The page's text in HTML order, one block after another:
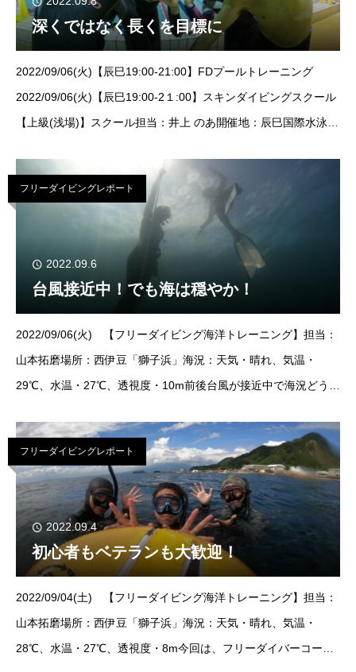
深くではなく長くを目標に
2022/09/06(火)【辰巳19:00-21:00】FDプールトレーニング​
2022/09/06(火)【辰巳19:00-2１:00】スキンダイビングスクール
【上級(浅場)】スクール担当：井上 のあ開催地：辰巳国際水泳場
フリーダイビングレポート
2022.09.6
台風接近中！でも海は穏やか！
2022/09/06(火) 【フリーダイビング海洋トレーニング】担当：
山本拓磨場所：西伊豆「獅子浜」海況：天気・晴れ、気温・
29℃、水温・27℃、透視度・10m前後台風が接近中で海況どうか
温かく
フリーダイビングレポート
2022.09.4
初心者もベテランも大歓迎！
2022/09/04(土) 【フリーダイビング海洋トレーニング】担当：
山本拓磨場所：西伊豆「獅子浜」海況：天気・晴れ、気温・
28℃、水温・27℃、透視度・8m今回は、フリーダイバーコース